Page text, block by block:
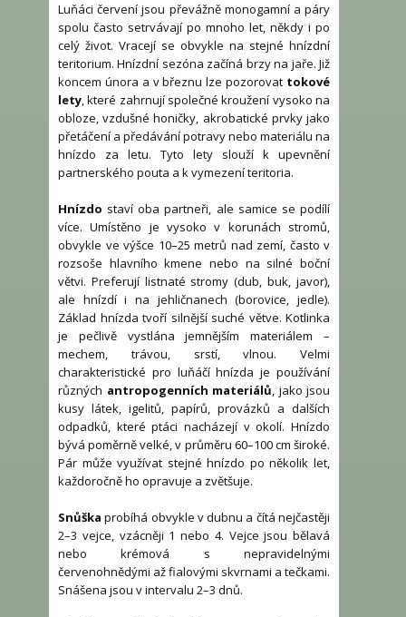
Luňáci červení jsou převážně monogamní a páry
spolu často setrvávají po mnoho let, někdy i po
celý život. Vracejí se obvykle na stejné hnízdní
teritorium. Hnízdní sezóna začíná brzy na jaře. Již
koncem února a v březnu lze pozorovat tokové
lety, které zahrnují společné kroužení vysoko na
obloze, vzdušné honičky, akrobatické prvky jako
přetáčení a předávání potravy nebo materiálu na
hnízdo za letu. Tyto lety slouží k upevnění
partnerského pouta a k vymezení teritoria.
Hnízdo staví oba partneři, ale samice se podílí
více. Umístěno je vysoko v korunách stromů,
obvykle ve výšce 10–25 metrů nad zemí, často v
rozsoše hlavního kmene nebo na silné boční
větvi. Preferují listnaté stromy (dub, buk, javor),
ale hnízdí i na jehličnanech (borovice, jedle).
Základ hnízda tvoří silnější suché větve. Kotlinka
je pečlivě vystlána jemnějším materiálem –
mechem, trávou, srstí, vlnou. Velmi
charakteristické pro luňáčí hnízda je používání
různých antropogenních materiálů, jako jsou
kusy látek, igelitů, papírů, provázků a dalších
odpadků, které ptáci nacházejí v okolí. Hnízdo
bývá poměrně velké, v průměru 60–100 cm široké.
Pár může využívat stejné hnízdo po několik let,
každoročně ho opravuje a zvětšuje.
Snůška probíhá obvykle v dubnu a čítá nejčastěji
2–3 vejce, vzácněji 1 nebo 4. Vejce jsou bělavá
nebo krémová s nepravidelnými
červenohnědými až fialovými skvrnami a tečkami.
Snášena jsou v intervalu 2–3 dnů.